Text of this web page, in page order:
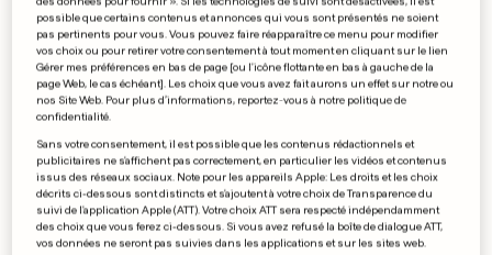
SALARIÉS DE LUXAIR
La part de l'Adem s'est fait
beaucoup attendre
0 0
HYGIÈNE AU LUXEMBOURG
Les eaux de baignade en
plein air sont contrôlées
possible que certains contenus et annonces qui vous sont présentés ne soient
pas pertinents pour vous. Vous pouvez faire réapparaître ce menu pour modifier
vos choix ou pour retirer votre consentement à tout moment en cliquant sur le lien
Gérer mes préférences en bas de page [ou l'icône flottante en bas à gauche de la
page Web, le cas échéant]. Les choix que vous avez fait aurons un effet sur notre ou
nos Site Web. Pour plus d’informations, reportez-vous à notre politique de
confidentialité.
Sans votre consentement, il est possible que les contenus rédactionnels et
publicitaires ne s'affichent pas correctement, en particulier les vidéos et contenus
issus des réseaux sociaux. Note pour les appareils Apple: Les droits et les choix
décrits ci-dessous sont distincts et s'ajoutent à votre choix de Transparence du
suivi de l'application Apple (ATT). Votre choix ATT sera respecté indépendamment
des choix que vous ferez ci-dessous. Si vous avez refusé la boîte de dialogue ATT,
vos données ne seront pas suivies dans les applications et sur les sites web.